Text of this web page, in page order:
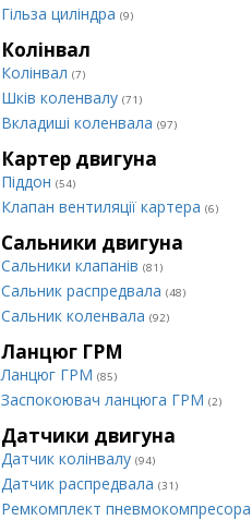
Гільза циліндра (9)
Колінвал
Колінвал (7)
Шків коленвалу (71)
Вкладиші коленвала (97)
Картер двигуна
Піддон (54)
Клапан вентиляції картера (6)
Сальники двигуна
Сальники клапанів (81)
Сальник распредвала (48)
Сальник коленвала (92)
Ланцюг ГРМ
Ланцюг ГРМ (85)
Заспокоювач ланцюга ГРМ (2)
Датчики двигуна
Датчик колінвалу (94)
Датчик распредвала (31)
Ремкомплект пневмокомпресора